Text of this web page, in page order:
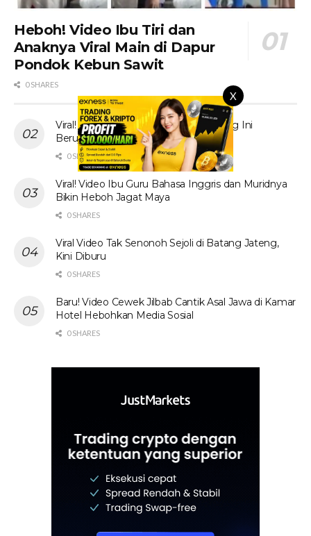
X
Heboh! Video Ibu Tiri dan
Anaknya Viral Main di Dapur
Pondok Kebun Sawit
0 SHARES
Viral! Tante Prank Ojol di Kolam Renang Ini
Berujung Tak Terduga
0 SHARES
Viral! Video Ibu Guru Bahasa Inggris dan Muridnya
Bikin Heboh Jagat Maya
0 SHARES
Viral Video Tak Senonoh Sejoli di Batang Jateng,
Kini Diburu
0 SHARES
Baru! Video Cewek Jilbab Cantik Asal Jawa di Kamar
Hotel Hebohkan Media Sosial
0 SHARES